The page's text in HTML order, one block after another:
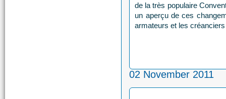
de la très populaire
un aperçu de ces
armateurs et les
02 November 2011